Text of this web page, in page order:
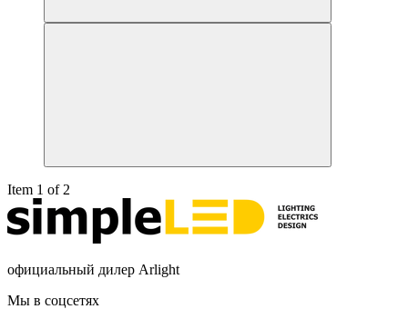
Item 1 of 2
официальный дилер Arlight
Мы в соцсетях